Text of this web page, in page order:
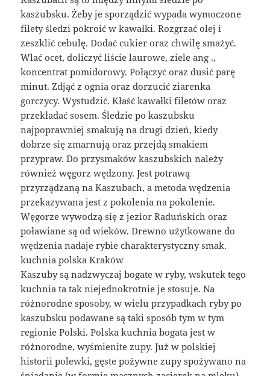
kaszubsku. Żeby je sporządzić wypada wymoczone
filety śledzi pokroić w kawałki. Rozgrzać olej i
zeszklić cebulę. Dodać cukier oraz chwilę smażyć.
Wlać ocet, doliczyć liście laurowe, ziele ang .,
koncentrat pomidorowy. Połączyć oraz dusić parę
minut. Zdjąć z ognia oraz dorzucić ziarenka
gorczycy. Wystudzić. Kłaść kawałki filetów oraz
przekładać sosem. Śledzie po kaszubsku
najpoprawniej smakują na drugi dzień, kiedy
dobrze się zmarnują oraz przejdą smakiem
przypraw. Do przysmaków kaszubskich należy
również węgorz wędzony. Jest potrawą
przyrządzaną na Kaszubach, a metoda wędzenia
przekazywana jest z pokolenia na pokolenie.
Węgorze wywodzą się z jezior Raduńskich oraz
poławiane są od wieków. Drewno użytkowane do
wędzenia nadaje rybie charakterystyczny smak.
kuchnia polska Kraków
Kaszuby są nadzwyczaj bogate w ryby, wskutek tego
kuchnia ta tak niejednokrotnie je stosuje. Na
różnorodne sposoby, w wielu przypadkach ryby po
kaszubsku podawane są taki sposób tym w tym
regionie Polski. Polska kuchnia bogata jest w
różnorodne, wyśmienite zupy. Już w polskiej
historii polewki, gęste pożywne zupy spożywano na